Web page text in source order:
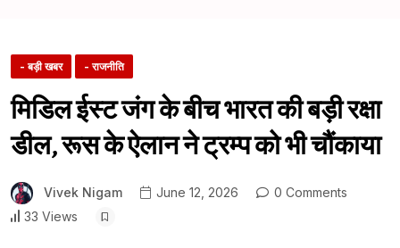
- बड़ी खबर - राजनीति
मिडिल ईस्ट जंग के बीच भारत की बड़ी रक्षा
डील, रूस के ऐलान ने ट्रम्प को भी चौंकाया
Vivek Nigam June 12, 2026
0 Comments
33 Views